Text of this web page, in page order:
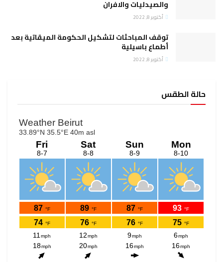
والصيدليات والافران
أكتوبر 8, 2022
توقف المباحثات لتشكيل الحكومة الميقاتية بعد
أطماع باسيلية
أكتوبر 8, 2022
حالة الطقس